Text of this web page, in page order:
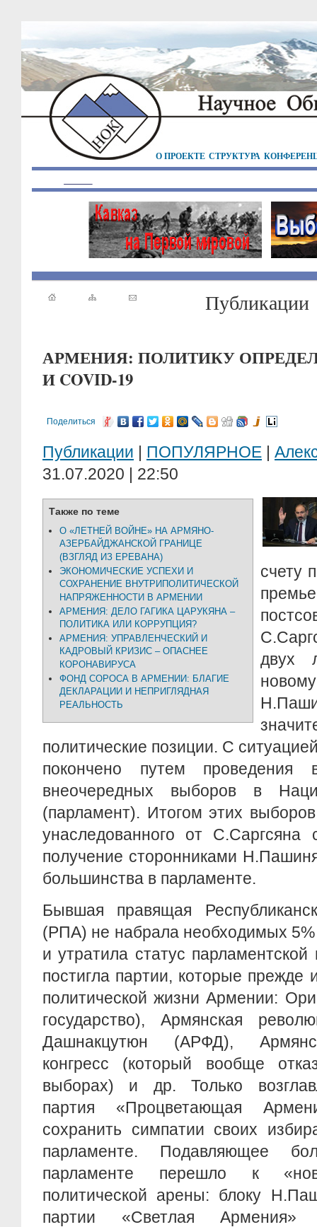
О ПРОЕКТЕ СТРУКТУРА
Публикации
АРМЕНИЯ: ПОЛИТИКУ
И COVID-19
Поделиться
Публикации | ПОПУЛЯРНОЕ |
31.07.2020 | 22:50
Также по теме
О «ЛЕТНЕЙ ВОЙНЕ» НА АРМЯНО-
АЗЕРБАЙДЖАНСКОЙ ГРАНИЦЕ
(ВЗГЛЯД ИЗ ЕРЕВАНА)
ЭКОНОМИЧЕСКИЕ УСПЕХИ И
СОХРАНЕНИЕ ВНУТРИПОЛИТИЧЕСКОЙ
НАПРЯЖЕННОСТИ В АРМЕНИИ
АРМЕНИЯ: ДЕЛО ГАГИКА ЦАРУКЯНА –
ПОЛИТИКА ИЛИ КОРРУПЦИЯ?
АРМЕНИЯ: УПРАВЛЕНЧЕСКИЙ И
КАДРОВЫЙ КРИЗИС – ОПАСНЕЕ
КОРОНАВИРУСА
ФОНД СОРОСА В АРМЕНИИ: БЛАГИЕ
ДЕКЛАРАЦИИ И НЕПРИГЛЯДНАЯ
РЕАЛЬНОСТЬ
счету
двух
политические позиции. С
покончено путем
внеочередных выборов в
(парламент). Итогом этих
унаследованного от С.Саргсяна
получение сторонниками
большинства в парламенте.
Бывшая правящая
(РПА) не набрала необходимых 5%
и утратила статус
постигла партии, которые прежде
политической жизни Армении:
государство), Армянская
Дашнакцутюн (АРФД),
конгресс (который вообще
выборах) и др. Только
партия «Процветающая
сохранить симпатии своих
парламенте. Подавляющее
парламенте перешло к
политической арены: блоку
партии «Светлая Армения»